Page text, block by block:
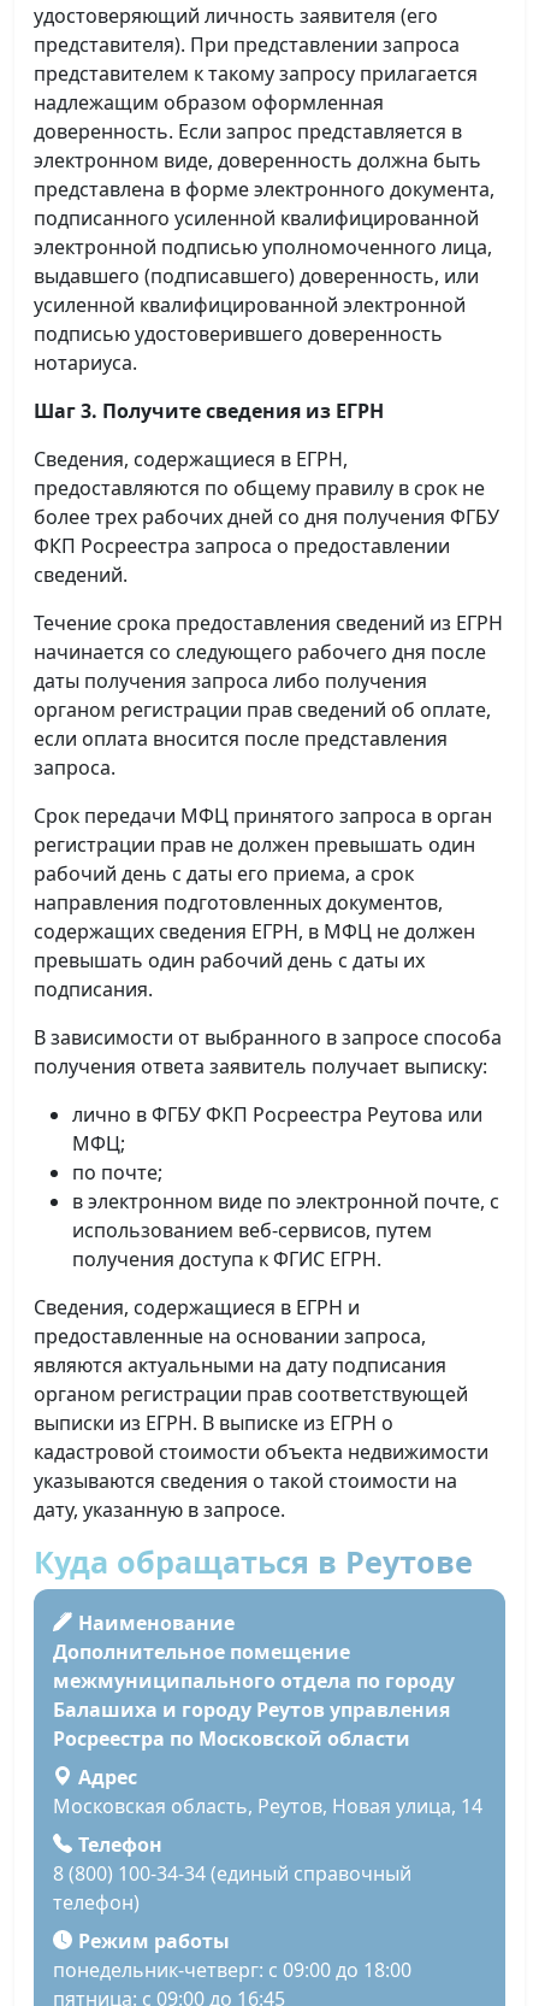
удостоверяющий личность заявителя (его
представителя). При представлении запроса
представителем к такому запросу прилагается
надлежащим образом оформленная
доверенность. Если запрос представляется в
электронном виде, доверенность должна быть
представлена в форме электронного документа,
подписанного усиленной квалифицированной
электронной подписью уполномоченного лица,
выдавшего (подписавшего) доверенность, или
усиленной квалифицированной электронной
подписью удостоверившего доверенность
нотариуса.
Шаг 3. Получите сведения из ЕГРН
Сведения, содержащиеся в ЕГРН,
предоставляются по общему правилу в срок не
более трех рабочих дней со дня получения ФГБУ
ФКП Росреестра запроса о предоставлении
сведений.
Течение срока предоставления сведений из ЕГРН
начинается со следующего рабочего дня после
даты получения запроса либо получения
органом регистрации прав сведений об оплате,
если оплата вносится после представления
запроса.
Срок передачи МФЦ принятого запроса в орган
регистрации прав не должен превышать один
рабочий день с даты его приема, а срок
направления подготовленных документов,
содержащих сведения ЕГРН, в МФЦ не должен
превышать один рабочий день с даты их
подписания.
В зависимости от выбранного в запросе способа
получения ответа заявитель получает выписку:
лично в ФГБУ ФКП Росреестра Реутова или
МФЦ;
по почте;
в электронном виде по электронной почте, с
использованием веб-сервисов, путем
получения доступа к ФГИС ЕГРН.
Сведения, содержащиеся в ЕГРН и
предоставленные на основании запроса,
являются актуальными на дату подписания
органом регистрации прав соответствующей
выписки из ЕГРН. В выписке из ЕГРН о
кадастровой стоимости объекта недвижимости
указываются сведения о такой стоимости на
дату, указанную в запросе.
Куда обращаться в Реутове
Наименование
Дополнительное помещение
межмуниципального отдела по городу
Балашиха и городу Реутов управления
Росреестра по Московской области
Адрес
Московская область, Реутов, Новая улица, 14
Телефон
8 (800) 100-34-34 (единый справочный
телефон)
Режим работы
понедельник-четверг: с 09:00 до 18:00
пятница: с 09:00 до 16:45